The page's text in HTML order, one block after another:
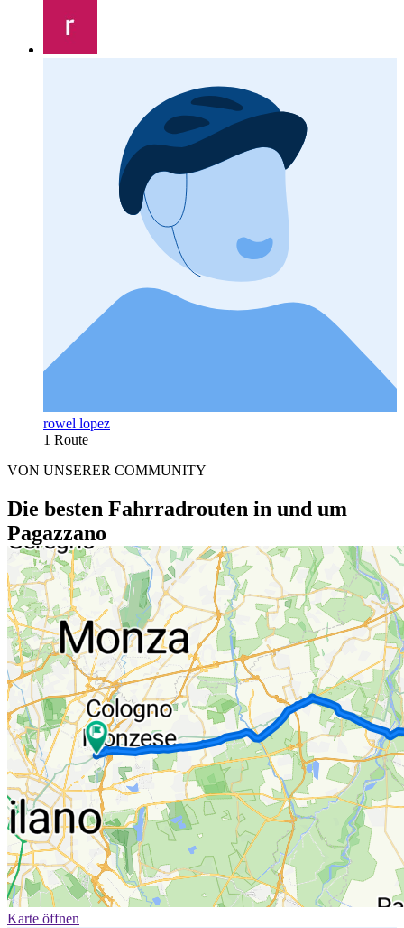
rowel lopez
1 Route
VON UNSERER COMMUNITY
Die besten Fahrradrouten in und um
Pagazzano
Karte öffnen